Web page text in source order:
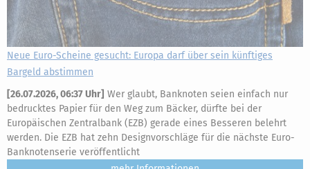
Neue Euro-Scheine gesucht: Europa darf über sein künftiges
Bargeld abstimmen
[26.07.2026, 06:37 Uhr] Wer glaubt, Banknoten seien einfach nur
bedrucktes Papier für den Weg zum Bäcker, dürfte bei der
Europäischen Zentralbank (EZB) gerade eines Besseren belehrt
werden. Die EZB hat zehn Designvorschläge für die nächste Euro-
Banknotenserie veröffentlicht